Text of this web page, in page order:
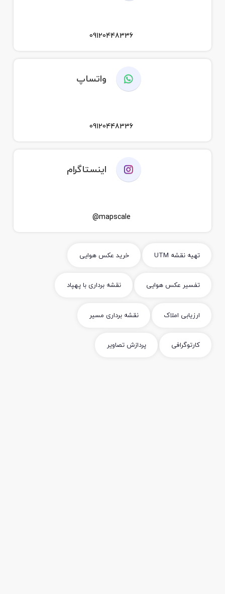
09120448336
واتساپ
09120448336
اینستاگرام
mapscale@
تهیه نقشه UTM خرید عکس هوایی
تفسیر عکس هوایی نقشه برداری با پهپاد
ارزیابی املاک نقشه برداری مسیر
کارتوگرافی پردازش تصاویر